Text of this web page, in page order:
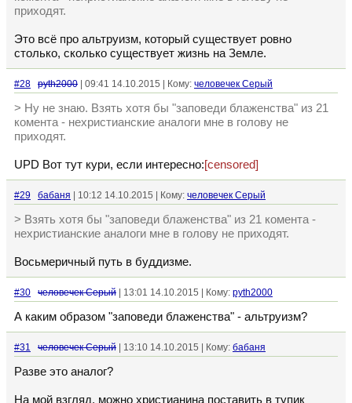
приходят.
Это всё про альтруизм, который существует ровно
столько, сколько существует жизнь на Земле.
#28 pyth2000 | 09:41 14.10.2015 | Кому: человечек Серый
> Ну не знаю. Взять хотя бы "заповеди блаженства" из 21
комента - нехристианские аналоги мне в голову не
приходят.
UPD Вот тут кури, если интересно:[censored]
#29 бабаня | 10:12 14.10.2015 | Кому: человечек Серый
> Взять хотя бы "заповеди блаженства" из 21 комента -
нехристианские аналоги мне в голову не приходят.
Восьмеричный путь в буддизме.
#30 человечек Серый | 13:01 14.10.2015 | Кому: pyth2000
А каким образом "заповеди блаженства" - альтруизм?
#31 человечек Серый | 13:10 14.10.2015 | Кому: бабаня
Разве это аналог?
На мой взгляд, можно христианина поставить в тупик